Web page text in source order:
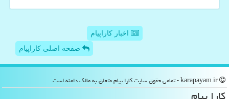
اخبار کاراپیام
صفحه اصلی کاراپیام